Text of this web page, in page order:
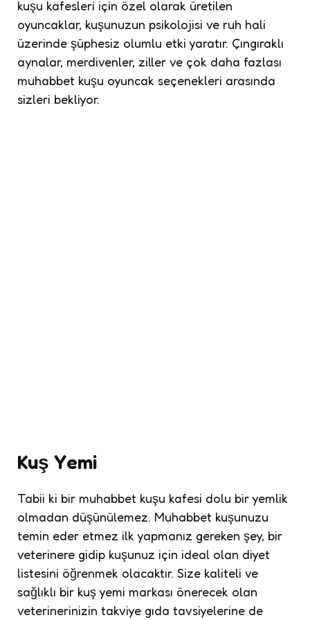
kuşu kafesleri için özel olarak üretilen
oyuncaklar, kuşunuzun psikolojisi ve ruh hali
üzerinde şüphesiz olumlu etki yaratır. Çıngıraklı
aynalar, merdivenler, ziller ve çok daha fazlası
muhabbet kuşu oyuncak seçenekleri arasında
sizleri bekliyor.
Kuş Yemi
Tabii ki bir muhabbet kuşu kafesi dolu bir yemlik
olmadan düşünülemez. Muhabbet kuşunuzu
temin eder etmez ilk yapmanız gereken şey, bir
veterinere gidip kuşunuz için ideal olan diyet
listesini öğrenmek olacaktır. Size kaliteli ve
sağlıklı bir kuş yemi markası önerecek olan
veterinerinizin takviye gıda tavsiyelerine de